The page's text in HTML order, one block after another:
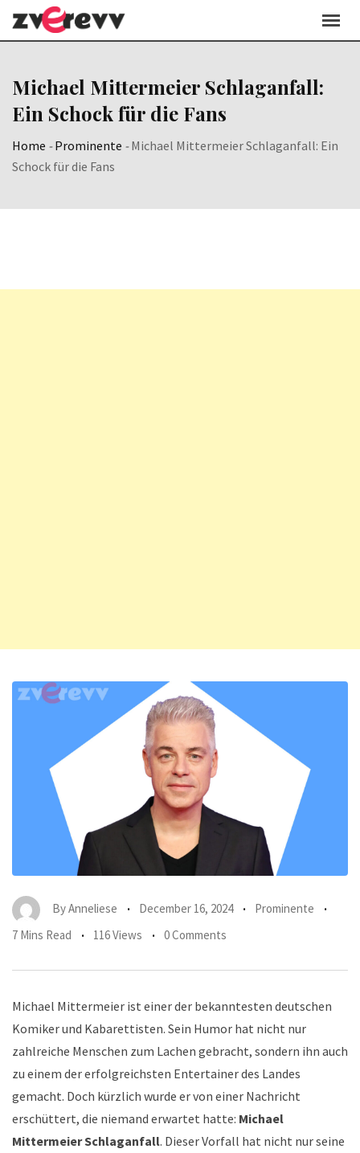
Skip
Michael Mittermeier Schlaganfall:
Ein Schock für die Fans
Home -Prominente -Michael Mittermeier Schlaganfall: Ein
Schock für die Fans
ByAnneliese December 16, 2024
Prominente
7 Mins Read
116 Views 0 Comments
Michael Mittermeier ist einer der bekanntesten deutschen
Komiker und Kabarettisten. Sein Humor hat nicht nur
zahlreiche Menschen zum Lachen gebracht, sondern ihn auch
zu einem der erfolgreichsten Entertainer des Landes
gemacht. Doch kürzlich wurde er von einer Nachricht
erschüttert, die niemand erwartet hatte: Michael
Mittermeier Schlaganfall. Dieser Vorfall hat nicht nur seine